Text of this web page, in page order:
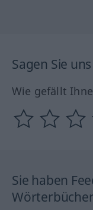
Sagen Sie
Wie gefällt
Sie haben